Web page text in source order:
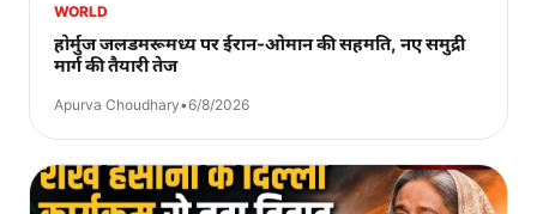
WORLD
होर्मुज जलडमरूमध्य पर ईरान-ओमान की सहमति, नए समुद्री
मार्ग की तैयारी तेज
Apurva Choudhary•6/8/2026